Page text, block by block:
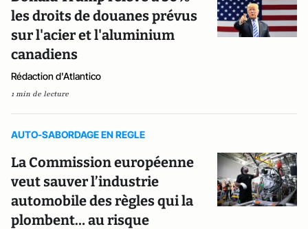
les droits de douanes prévus
sur l'acier et l'aluminium
canadiens
Rédaction d'Atlantico
1 min de lecture
AUTO-SABORDAGE EN REGLE
La Commission européenne
veut sauver l’industrie
automobile des règles qui la
plombent… au risque